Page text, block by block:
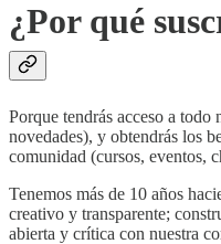
¿Por qué
Porque tendrás acceso a todo
novedades), y obtendrás los
comunidad (cursos, eventos,
Tenemos más de 10 años
creativo y transparente;
abierta y crítica con nuestra